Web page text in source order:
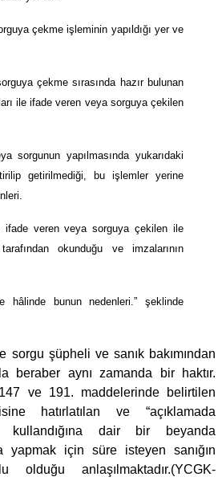
çekme işleminin yapıldığı yer ve
çekme sırasında hazır bulunan
ile ifade veren veya sorguya çekilen
sorgunun yapılmasında yukarıdaki
getirilmediği, bu işlemler yerine
ifade veren veya sorguya çekilen ile
okunduğu ve imzalarının
hâlinde bunun nedenleri.” şeklinde
şüpheli ve sanık bakımından
beraber aynı zamanda bir haktır.
ve 191. maddelerinde belirtilen
hatırlatılan ve “açıklamada
kullandığına dair bir beyanda
yapmak için süre isteyen sanığın
olduğu anlaşılmaktadır.(YCGK-